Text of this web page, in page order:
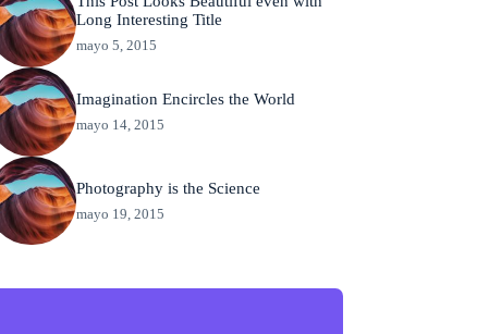
Long Interesting Title
mayo 5, 2015
Imagination Encircles the World
mayo 14, 2015
Photography is the Science
mayo 19, 2015